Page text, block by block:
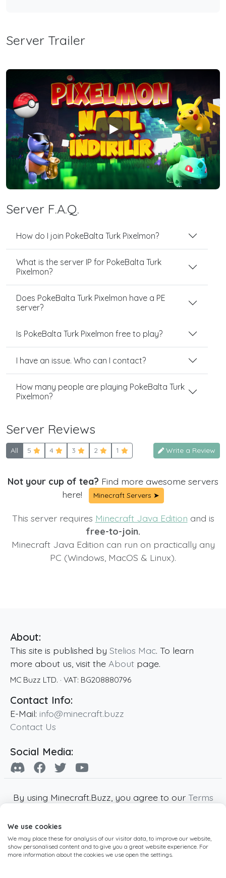
Server Trailer
Play
Server F.A.Q.
How do I join PokeBalta Turk Pixelmon?
What is the server IP for PokeBalta Turk
Pixelmon?
Does PokeBalta Turk Pixelmon have a PE
server?
Is PokeBalta Turk Pixelmon free to play?
I have an issue. Who can I contact?
How many people are playing PokeBalta Turk
Pixelmon?
Server Reviews
All 5 4 3 2 1 Write a Review
Not your cup of tea? Find more awesome servers
here!
Minecraft Servers ➤
This server requires Minecraft Java Edition and is
free-to-join.
Minecraft Java Edition can run on practically any
PC (Windows, MacOS & Linux).
About:
This site is published by Stelios Mac. To learn
more about us, visit the About page.
MC Buzz LTD. · VAT: BG208880796
Contact Info:
E-Mail: info@minecraft.buzz
Contact Us
Social Media:
By using Minecraft.Buzz, you agree to our Terms
Minecraft and all associated Minecraft images
are copyright of Mojang AB. Minecraft.Buzz is
not affiliated with Minecraft or Mojang AB.
We use cookies
We may place these for analysis of our visitor data, to improve our website,
show personalised content and to give you a great website experience. For
more information about the cookies we use open the settings.